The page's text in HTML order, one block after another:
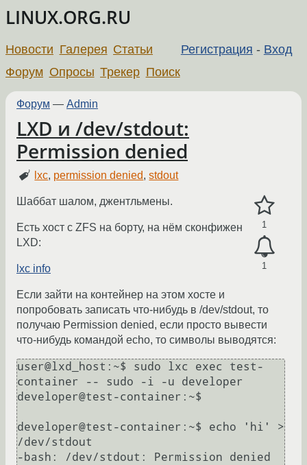
LINUX.ORG.RU
Регистрация - Вход
Новости Галерея Статьи
Форум Опросы Трекер Поиск
Форум — Admin
LXD и /dev/stdout:
Permission denied
lxc, permission denied,stdout
1
1
Шаббат шалом, джентльмены.
Есть хост c ZFS на борту, на нём сконфижен
LXD:
lxc info
Если зайти на контейнер на этом хосте и
попробовать записать что-нибудь в /dev/stdout, то
получаю Permission denied, если просто вывести
что-нибудь командой echo, то символы выводятся:
user@lxd_host:~$ sudo lxc exec test-
container -- sudo -i -u developer
developer@test-container:~$
developer@test-container:~$ echo 'hi' >
/dev/stdout
-bash: /dev/stdout: Permission denied